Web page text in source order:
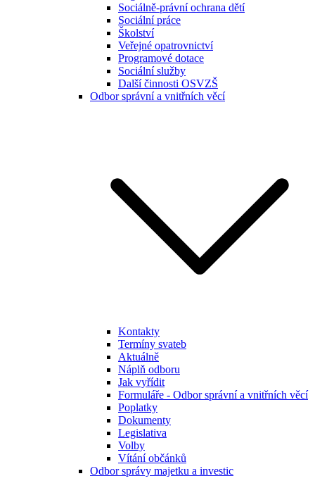
Sociálně-právní ochrana dětí
Sociální práce
Školství
Veřejné opatrovnictví
Programové dotace
Sociální služby
Další činnosti OSVZŠ
Odbor správní a vnitřních věcí
Kontakty
Termíny svateb
Aktuálně
Náplň odboru
Jak vyřídit
Formuláře - Odbor správní a vnitřních věcí
Poplatky
Dokumenty
Legislativa
Volby
Vítání občánků
Odbor správy majetku a investic